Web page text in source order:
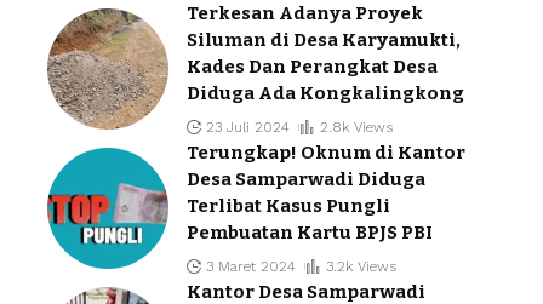
Terkesan Adanya Proyek
Siluman di Desa Karyamukti,
Kades Dan Perangkat Desa
Diduga Ada Kongkalingkong
23 Juli 2024 2.8k Views
Terungkap! Oknum di Kantor
Desa Samparwadi Diduga
Terlibat Kasus Pungli
Pembuatan Kartu BPJS PBI
3 Maret 2024 3.2k Views
Kantor Desa Samparwadi